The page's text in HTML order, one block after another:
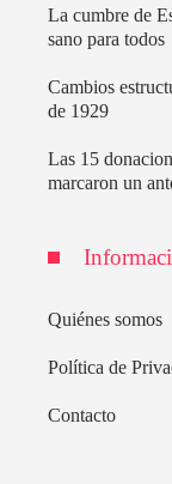
La cumbre de
sano para todos
Cambios
de 1929
Las 15
marcaron un
Quiénes somos
Política de
Contacto